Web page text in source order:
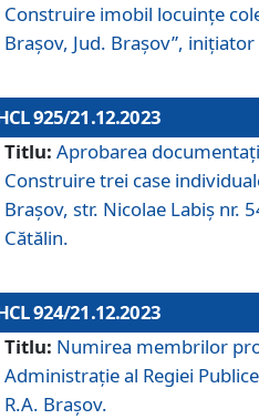
Construire imobil locuințe
Brașov, Jud. Brașov”, inițiator
925/21.12.2023
Titlu: Aprobarea
Construire trei case
Brașov, str. Nicolae Labiș nr.
Cătălin.
924/21.12.2023
Titlu: Numirea membrilor
Administraţie al Regiei
R.A. Brașov.